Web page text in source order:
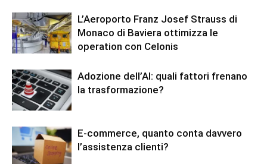
L’Aeroporto Franz Josef Strauss di
Monaco di Baviera ottimizza le
operation con Celonis
Adozione dell’AI: quali fattori frenano
la trasformazione?
E-commerce, quanto conta davvero
l’assistenza clienti?